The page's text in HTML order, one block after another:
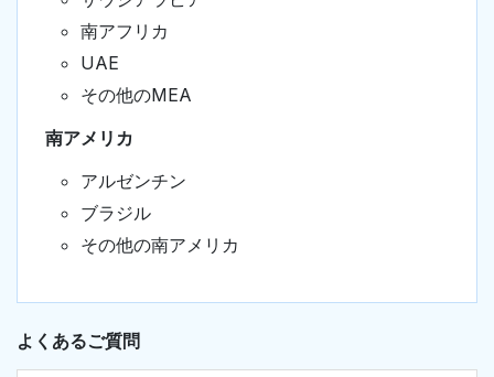
南アフリカ
UAE
その他のMEA
南アメリカ
アルゼンチン
ブラジル
その他の南アメリカ
よくあるご質問